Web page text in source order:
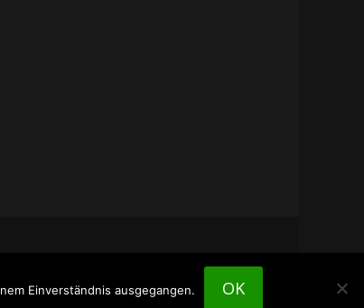
Einverständnis ausgegangen. OK